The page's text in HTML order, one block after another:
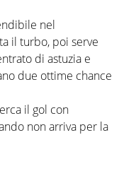
nel
il turbo, poi serve
di astuzia e
due ottime chance
il gol con
non arriva per la